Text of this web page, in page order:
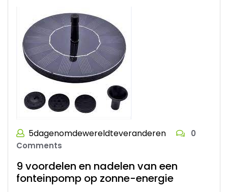
5dagenomdewereldteveranderen
0
Comments
9 voordelen en nadelen van een
fonteinpomp op zonne-energie